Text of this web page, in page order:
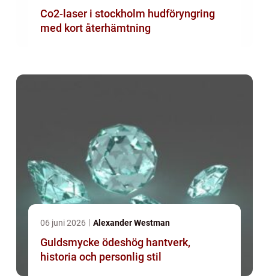
Co2-laser i stockholm hudföryngring
med kort återhämtning
06 juni 2026 Alexander Westman
Guldsmycke ödeshög hantverk,
historia och personlig stil